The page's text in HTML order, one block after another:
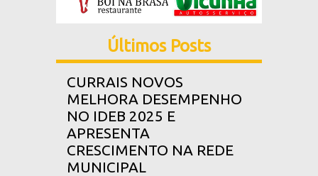
Últimos Posts
CURRAIS NOVOS
MELHORA DESEMPENHO
NO IDEB 2025 E
APRESENTA
CRESCIMENTO NA REDE
MUNICIPAL